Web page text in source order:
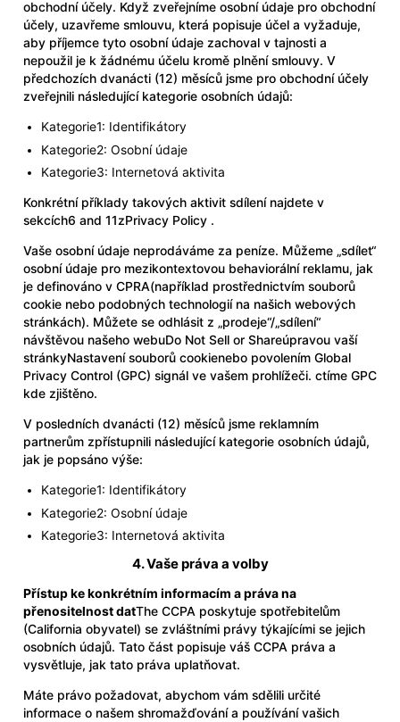
obchodní účely. Když zveřejníme osobní údaje pro obchodní
účely, uzavřeme smlouvu, která popisuje účel a vyžaduje,
aby příjemce tyto osobní údaje zachoval v tajnosti a
nepoužil je k žádnému účelu kromě plnění smlouvy. V
předchozích dvanácti (12) měsíců jsme pro obchodní účely
zveřejnili následující kategorie osobních údajů:
Kategorie1: Identifikátory
Kategorie2: Osobní údaje
Kategorie3: Internetová aktivita
Konkrétní příklady takových aktivit sdílení najdete v
sekcích6 and 11zPrivacy Policy .
Vaše osobní údaje neprodáváme za peníze. Můžeme „sdílet“
osobní údaje pro mezikontextovou behaviorální reklamu, jak
je definováno v CPRA(například prostřednictvím souborů
cookie nebo podobných technologií na našich webových
stránkách). Můžete se odhlásit z „prodeje“/„sdílení“
návštěvou našeho webuDo Not Sell or Shareúpravou vaší
stránkyNastavení souborů cookienebo povolením Global
Privacy Control (GPC) signál ve vašem prohlížeči. ctíme GPC
kde zjištěno.
V posledních dvanácti (12) měsíců jsme reklamním
partnerům zpřístupnili následující kategorie osobních údajů,
jak je popsáno výše:
Kategorie1: Identifikátory
Kategorie2: Osobní údaje
Kategorie3: Internetová aktivita
4. Vaše práva a volby
Přístup ke konkrétním informacím a práva na
přenositelnost datThe CCPA poskytuje spotřebitelům
(California obyvatel) se zvláštními právy týkajícími se jejich
osobních údajů. Tato část popisuje váš CCPA práva a
vysvětluje, jak tato práva uplatňovat.
Máte právo požadovat, abychom vám sdělili určité
informace o našem shromažďování a používání vašich